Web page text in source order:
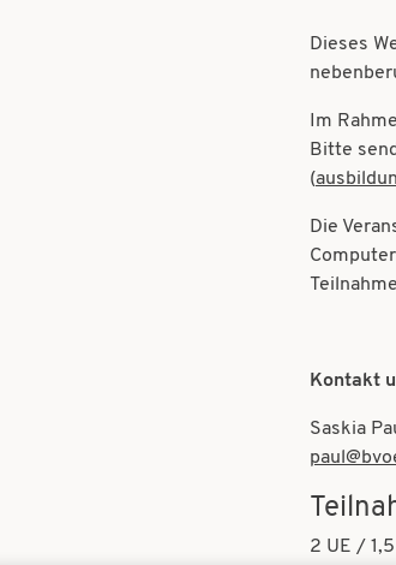
Dieses
Im
Bitte
(
Die
Kontakt
Saskia
2 UE /